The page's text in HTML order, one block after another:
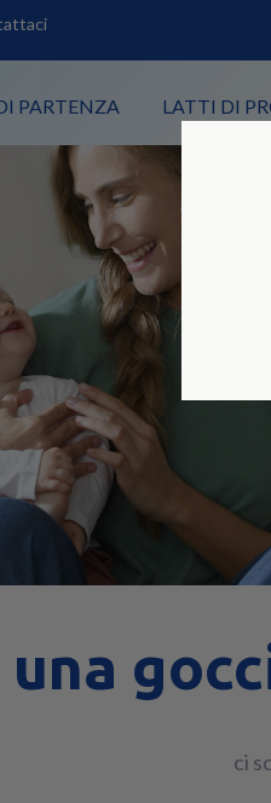
una
​ci
PARTENZA LATTI DI